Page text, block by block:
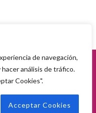
de navegación,
análisis de tráfico.
Cookies".
Acceptar Cookies
Derechos Reservados